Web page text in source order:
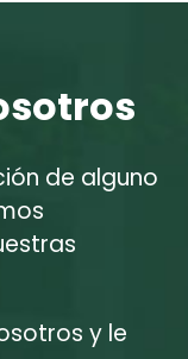
de alguno
y le